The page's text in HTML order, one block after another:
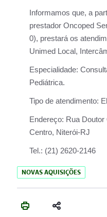
Informamos que, a
prestador Oncoped
0), prestará os
Unimed Local,
Especialidade:
Pediátrica.
Tipo de atendimento:
Endereço: Rua Doutor
Centro, Niterói-RJ
Tel.: (21) 2620-2146
NOVAS AQUISIÇÕES